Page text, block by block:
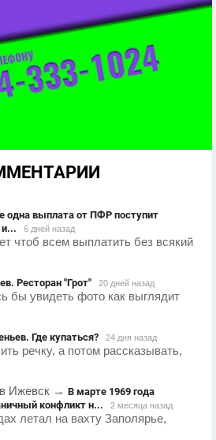
одна выплата от ПФР поступит
6 дней назад
чтоб всем выплатить без всякий
Ресторан "Грот" 20 дней назад
бы увидеть фото как выглядит
Где купаться? 24 дня назад
речку, а потом рассказывать,
Ижевск → В марте 1969 года
конфликт н...
2 месяца назад
летал на вахту Заполярье,